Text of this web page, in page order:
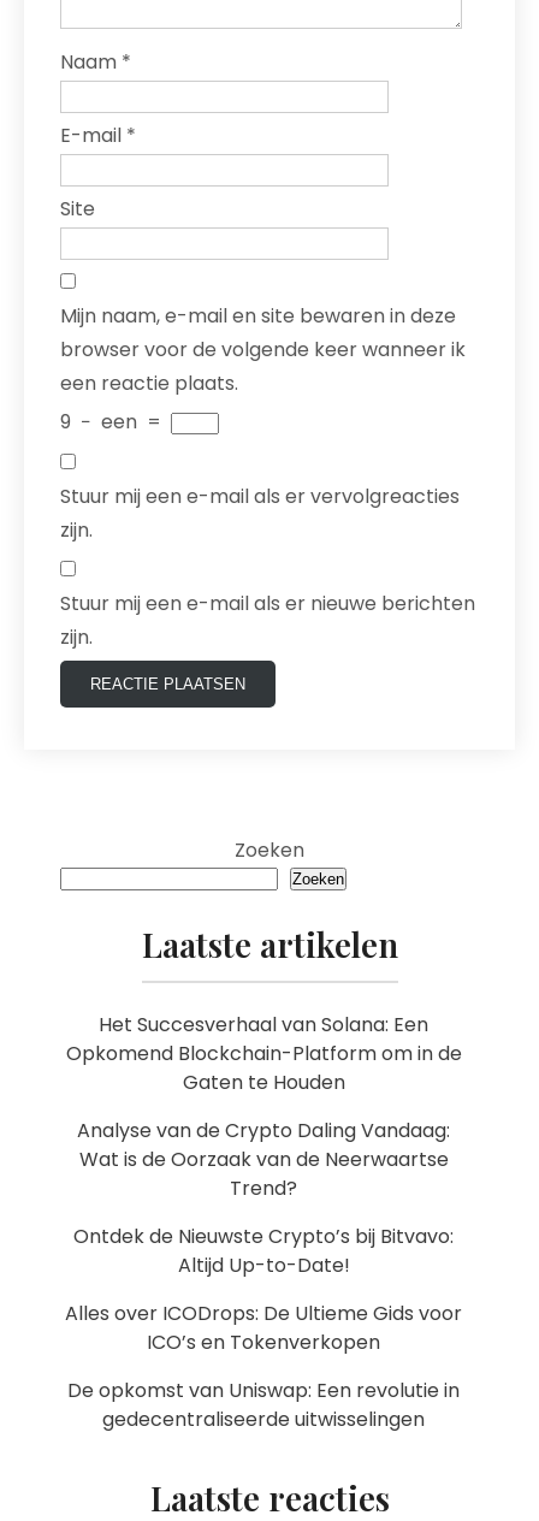
Naam *
E-mail *
Site
Mijn naam, e-mail en site bewaren in deze
browser voor de volgende keer wanneer ik
een reactie plaats.
9 − een =
Stuur mij een e-mail als er vervolgreacties
zijn.
Stuur mij een e-mail als er nieuwe berichten
zijn.
Zoeken
Zoeken
Laatste artikelen
Het Succesverhaal van Solana: Een
Opkomend Blockchain-Platform om in de
Gaten te Houden
Analyse van de Crypto Daling Vandaag:
Wat is de Oorzaak van de Neerwaartse
Trend?
Ontdek de Nieuwste Crypto’s bij Bitvavo:
Altijd Up-to-Date!
Alles over ICODrops: De Ultieme Gids voor
ICO’s en Tokenverkopen
De opkomst van Uniswap: Een revolutie in
gedecentraliseerde uitwisselingen
Laatste reacties